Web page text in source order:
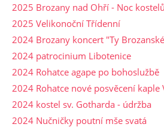
2025 Brozany nad Ohří - Noc kostelů
2025 Velikonoční Třídenní
2024 Brozany koncert "Ty
2024 patrocinium Libotenice
2024 Rohatce agape po bohoslužbě
2024 Rohatce nové posvěcení kaple
2024 kostel sv. Gotharda - údržba
2024 Nučničky poutní mše svatá